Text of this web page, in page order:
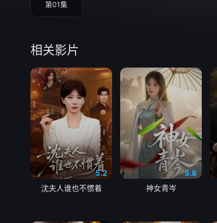
第01集
相关影片
5.2
沈夫人谁也不惯着
5.8
神女青岑